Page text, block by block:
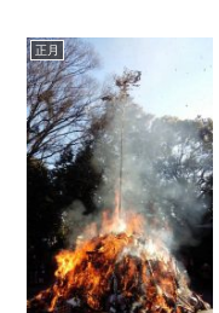
正月